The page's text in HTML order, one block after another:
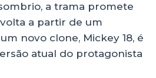
a trama promete
a partir de um
novo clone, Mickey 18, é
atual do protagonista